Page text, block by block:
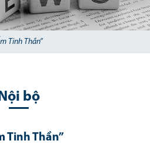
Tinh Thần”
Nội bộ
Tinh Thần”